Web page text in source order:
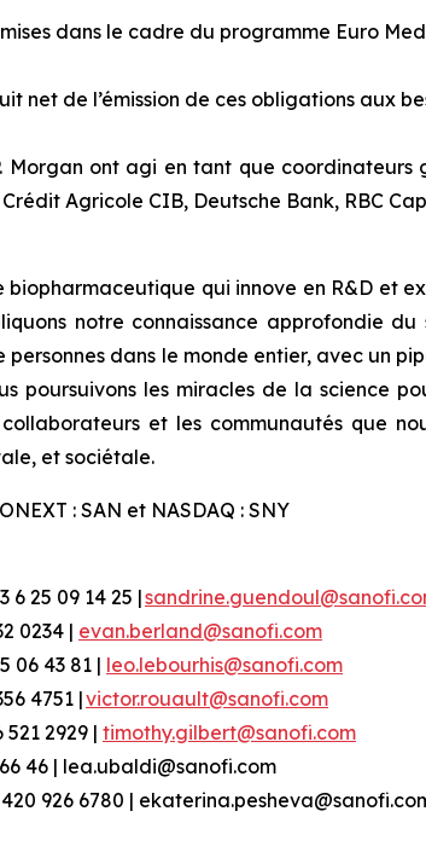
dans le cadre du programme Euro
net de l’émission de ces obligations aux
Morgan ont agi en tant que coordinateurs
Agricole CIB, Deutsche Bank, RBC
biopharmaceutique qui innove en R&D et
notre connaissance approfondie
personnes dans le monde entier, avec un
poursuivons les miracles de la science
et les communautés que
et sociétale.
: SAN et NASDAQ : SNY
6 25 09 14 25 |
0234 | evan.berland@sanofi.com
06 43 81 | leo.lebourhis@sanofi.com
4751 |victor.rouault@sanofi.com
521 2929 | timothy.gilbert@sanofi.com
66 46 | lea.ubaldi@sanofi.com
420 926 6780 |